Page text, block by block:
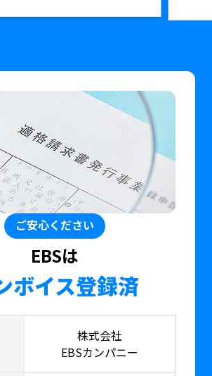
ご安心ください
EBSは
ボイス登録済
株式会社
EBSカンパニー